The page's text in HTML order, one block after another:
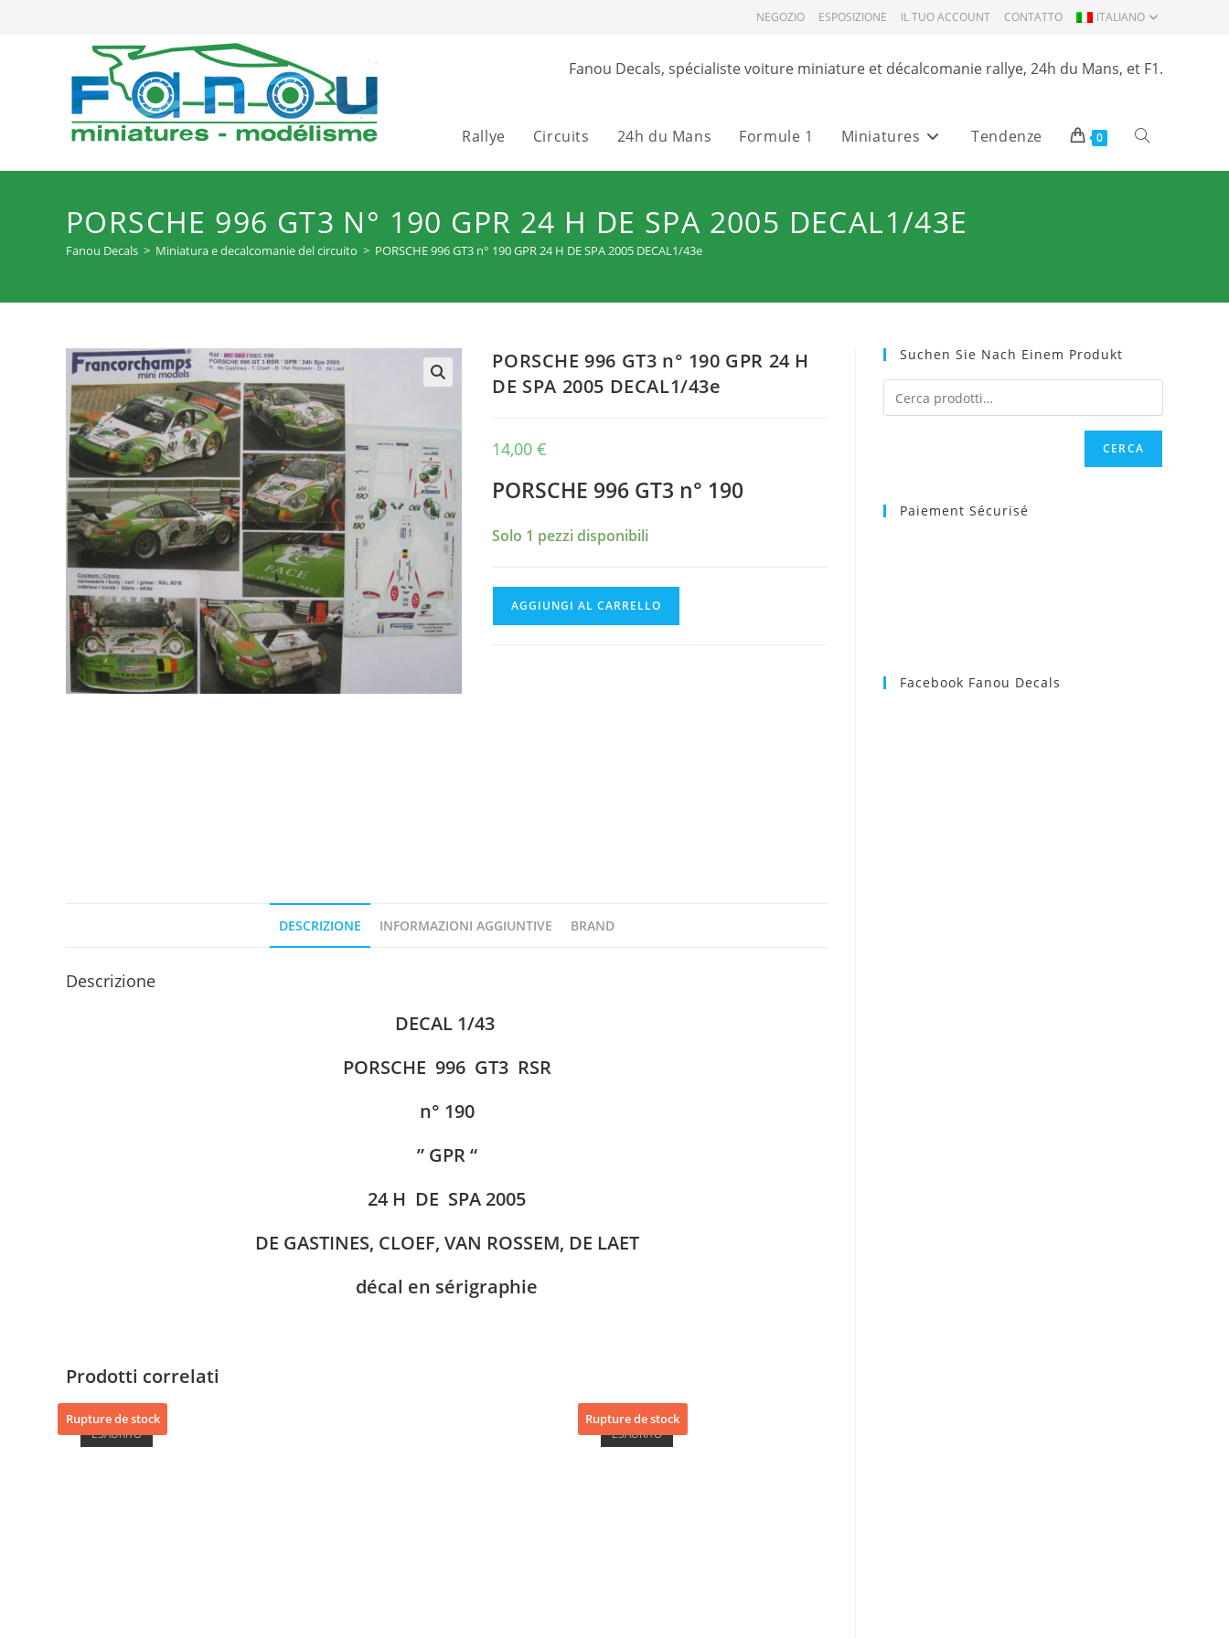
NEGOZIO ESPOSIZIONE IL TUO ACCOUNT CONTATTO ITALIANO
Fanou Decals, spécialiste voiture miniature et décalcomanie rallye, 24h du Mans, et F1.
Rallye Circuits 24h du Mans Formule 1 Miniatures Tendenze 0 Attiva/disattiva
web
PORSCHE 996 GT3 N° 190 GPR 24 H DE SPA 2005 DECAL1/43E
Fanou Decals > Miniatura e decalcomanie del circuito > PORSCHE 996 GT3 n° 190 GPR 24 H DE SPA 2005 DECAL1/43e
PORSCHE 996 GT3 n° 190 GPR 24 H
DE SPA 2005 DECAL1/43e
14,00€
PORSCHE 996 GT3 n° 190
Solo 1 pezzi disponibili
AGGIUNGI AL CARRELLO
DESCRIZIONE INFORMAZIONI AGGIUNTIVE BRAND
Descrizione
DECAL 1/43
PORSCHE 996 GT3 RSR
n° 190
” GPR “
24 H DE SPA 2005
DE GASTINES, CLOEF, VAN ROSSEM, DE LAET
décal en sérigraphie
Prodotti correlati
Rupture de stock
ESAURITO
Rupture de stock
ESAURITO
Suchen Sie Nach Einem Produkt
CERCA
Paiement Sécurisé
Facebook Fanou Decals